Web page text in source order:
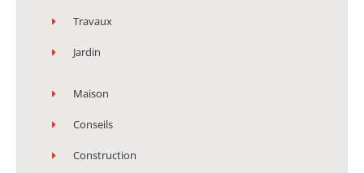
Travaux
Jardin
Maison
Conseils
Construction